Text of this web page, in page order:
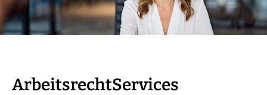
ArbeitsrechtServices